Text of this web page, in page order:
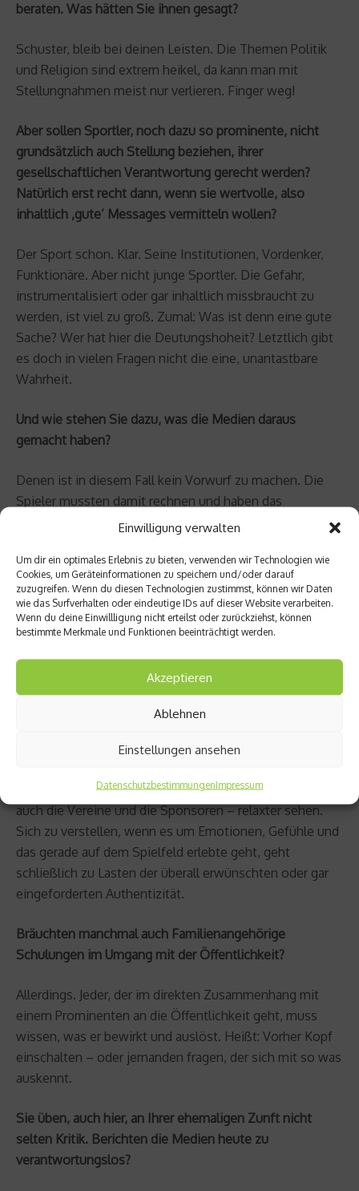
Einwilligung verwalten
Um dir ein optimales Erlebnis zu bieten, verwenden wir Technologien wie
Cookies, um Geräteinformationen zu speichern und/oder darauf
zuzugreifen. Wenn du diesen Technologien zustimmst, können wir Daten
wie das Surfverhalten oder eindeutige IDs auf dieser Website verarbeiten.
Wenn du deine Einwillligung nicht erteilst oder zurückziehst, können
bestimmte Merkmale und Funktionen beeinträchtigt werden.
Akzeptieren
Ablehnen
Einstellungen ansehen
DatenschutzbestimmungenImpressum
beraten. Was hätten Sie ihnen gesagt?
Schuster, bleib bei deinen Leisten. Die Themen Politik
und Religion sind extrem heikel, da kann man mit
Stellungnahmen meist nur verlieren. Finger weg!
Aber sollen Sportler, noch dazu so prominente, nicht
grundsätzlich auch Stellung beziehen, ihrer
gesellschaftlichen Verantwortung gerecht werden?
Natürlich erst recht dann, wenn sie wertvolle, also
inhaltlich ‚gute’ Messages vermitteln wollen?
Der Sport schon. Klar. Seine Institutionen, Vordenker,
Funktionäre. Aber nicht junge Sportler. Die Gefahr,
instrumentalisiert oder gar inhaltlich missbraucht zu
werden, ist viel zu groß. Zumal: Was ist denn eine gute
Sache? Wer hat hier die Deutungshoheit? Letztlich gibt
es doch in vielen Fragen nicht die eine, unantastbare
Wahrheit.
Und wie stehen Sie dazu, was die Medien daraus
gemacht haben?
Denen ist in diesem Fall kein Vorwurf zu machen. Die
Spieler mussten damit rechnen und haben das
Medienecho in Kauf genommen – provoziert sogar.
billig. Die Mechanismen sind doch allen bekannt.
Sie selbst standen einst als Reporter mit dem
Kugelschreiber und einem Block bzw. dem Diktiergerät,
vor den Spielern. Was raten Sie ihren Klienten in Sachen
Interviews, beispielsweise nach dem Spiel?
vorformulieren oder vorstanzen. Was raus muss, muss
oder Momente gibt’s doch eh nicht. Das sollten alle –
auch die Vereine und die Sponsoren – relaxter sehen.
Sich zu verstellen, wenn es um Emotionen, Gefühle und
das gerade auf dem Spielfeld erlebte geht, geht
schließlich zu Lasten der überall erwünschten oder gar
eingeforderten Authentizität.
Bräuchten manchmal auch Familienangehörige
Schulungen im Umgang mit der Öffentlichkeit?
Allerdings. Jeder, der im direkten Zusammenhang mit
einem Prominenten an die Öffentlichkeit geht, muss
wissen, was er bewirkt und auslöst. Heißt: Vorher Kopf
einschalten – oder jemanden fragen, der sich mit so was
auskennt.
Sie üben, auch hier, an Ihrer ehemaligen Zunft nicht
selten Kritik. Berichten die Medien heute zu
verantwortungslos?